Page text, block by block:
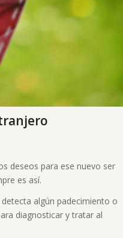
deseos para ese nuevo ser
es así.
algún padecimiento o
diagnosticar y tratar al